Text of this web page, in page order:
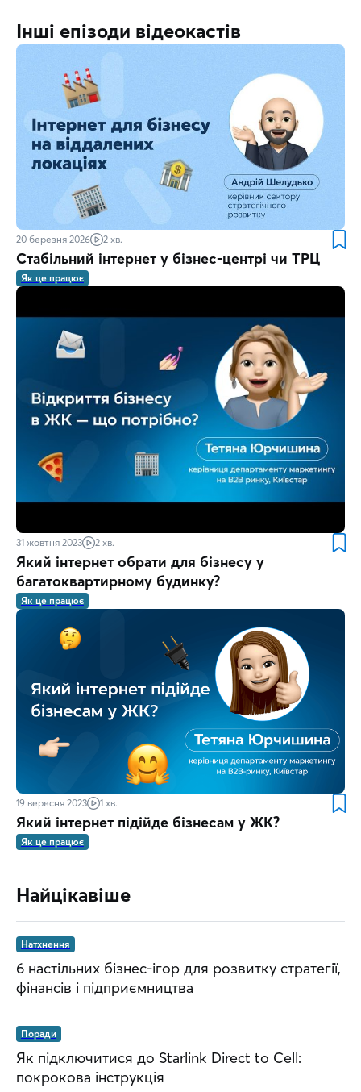
Інші епізоди відеокастів
20 березня 2026 2 хв.
Стабільний інтернет у бізнес-центрі чи ТРЦ
Як це працює
31 жовтня 2023 2 хв.
Який інтернет обрати для бізнесу у
багатоквартирному будинку?
Як це працює
19 вересня 2023 1 хв.
Який інтернет підійде бізнесам у ЖК?
Як це працює
Найцікавіше
Натхнення
6 настільних бізнес-ігор для розвитку стратегії,
фінансів і підприємництва
Поради
Як підключитися до Starlink Direct to Cell:
покрокова інструкція